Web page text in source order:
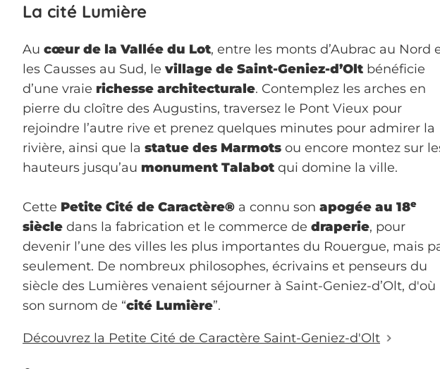
La cité Lumière
Au cœur de la Vallée du Lot, entre les monts d’Aubrac au Nord
les Causses au Sud, le village de Saint-Geniez-d’Olt bénéficie
d’une vraie richesse architecturale. Contemplez les arches en
pierre du cloître des Augustins, traversez le Pont Vieux pour
rejoindre l’autre rive et prenez quelques minutes pour admirer la
rivière, ainsi que la statue des Marmots ou encore montez sur
hauteurs jusqu’au monument Talabot qui domine la ville.
Cette Petite Cité de Caractère® a connu son apogée au 18e
siècle dans la fabrication et le commerce de draperie, pour
devenir l’une des villes les plus importantes du Rouergue, mais
seulement. De nombreux philosophes, écrivains et penseurs du
siècle des Lumières venaient séjourner à Saint-Geniez-d’Olt, d'où
son surnom de “cité Lumière”.
Découvrez la Petite Cité de Caractère Saint-Geniez-d'Olt